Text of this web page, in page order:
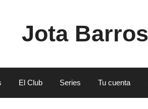
Jota Barros
El Club Series Tu cuenta